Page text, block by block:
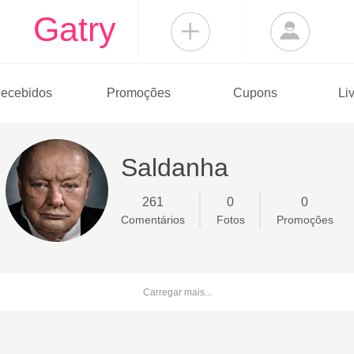
Gatry
Promoções Cupons
Saldanha
261
Comentários
0
Fotos
0
Promoções
Carregar mais...